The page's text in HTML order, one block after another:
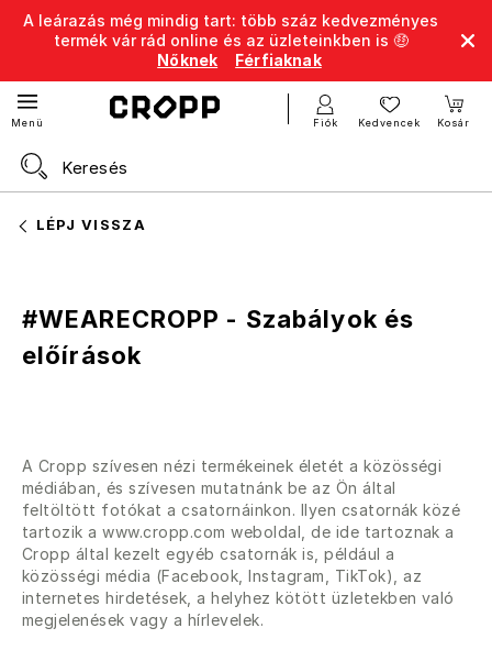
A leárazás még mindig tart: több száz kedvezményes
termék vár rád online és az üzleteinkben is 🤑
Nőknek
Férfiaknak
Menü Fiók Kedvencek Kosár
LÉPJ VISSZA
#WEARECROPP - Szabályok és
előírások
A Cropp szívesen nézi termékeinek életét a közösségi
médiában, és szívesen mutatnánk be az Ön által
feltöltött fotókat a csatornáinkon. Ilyen csatornák közé
tartozik a www.cropp.com weboldal, de ide tartoznak a
Cropp által kezelt egyéb csatornák is, például a
közösségi média (Facebook, Instagram, TikTok), az
internetes hirdetések, a helyhez kötött üzletekben való
megjelenések vagy a hírlevelek.